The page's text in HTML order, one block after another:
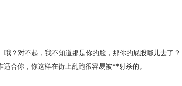
？对不起，我不知道那是你的脸，那你的屁股哪儿去了？
合你，你这样在街上乱跑很容易被**射杀的。